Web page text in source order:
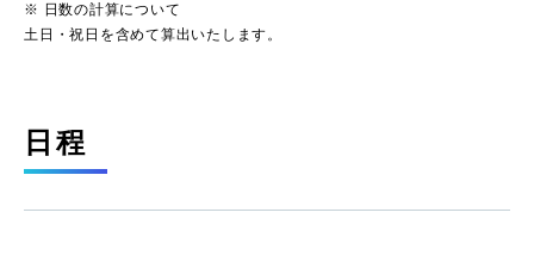
※ 日数の計算について
土日・祝日を含めて算出いたします。
日程